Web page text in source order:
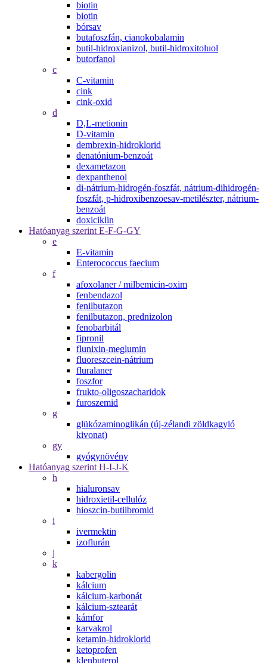
biotin
biotin
bórsav
butafoszfán, cianokobalamin
butil-hidroxianizol, butil-hidroxitoluol
butorfanol
c
C-vitamin
cink
cink-oxid
d
D,L-metionin
D-vitamin
dembrexin-hidroklorid
denatónium-benzoát
dexametazon
dexpanthenol
di-nátrium-hidrogén-foszfát, nátrium-dihidrogén-
foszfát, p-hidroxibenzoesav-metilészter, nátrium-
benzoát
doxiciklin
Hatóanyag szerint E-F-G-GY
e
E-vitamin
Enterococcus faecium
f
afoxolaner / milbemicin-oxim
fenbendazol
fenilbutazon
fenilbutazon, prednizolon
fenobarbitál
fipronil
flunixin-meglumin
fluoreszcein-nátrium
fluralaner
foszfor
frukto-oligoszacharidok
furoszemid
g
glükózaminoglikán (új-zélandi zöldkagyló
kivonat)
gy
gyógynövény
Hatóanyag szerint H-I-J-K
h
hialuronsav
hidroxietil-cellulóz
hioszcin-butilbromid
i
ivermektin
izoflurán
j
k
kabergolin
kálcium
kálcium-karbonát
kálcium-sztearát
kámfor
karvakrol
ketamin-hidroklorid
ketoprofen
klenbuterol